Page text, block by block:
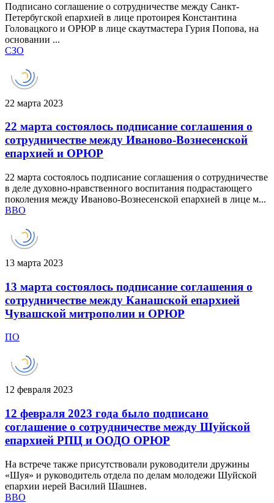
Подписано соглашение о сотрудничестве между Санкт-
Петербугской епархией в лице протоирея Константина
Головацкого и ОРЮР в лице скаутмастера Гурия Попова, на
основании ...
СЗО
22 марта 2023
22 марта состоялось подписание соглашения о
сотрудничестве между Иваново-Вознесенской
епархией и ОРЮР
22 марта состоялось подписание соглашения о сотрудничестве
в деле духовно-нравственного воспитания подрастающего
поколения между Иваново-Вознесенской епархией в лице м...
ВВО
13 марта 2023
13 марта состоялось подписание соглашения о
сотрудничестве между Канашской епархией
Чувашской митрополии и ОРЮР
ПО
12 февраля 2023
12 февраля 2023 года было подписано
соглашение о сотрудничестве между Шуйской
епархией РПЦ и ООДО ОРЮР
На встрече также присутствовали руководители дружины
«Шуя» и руководитель отдела по делам молодежи Шуйской
епархии иерей Василий Шашнев.
ВВО